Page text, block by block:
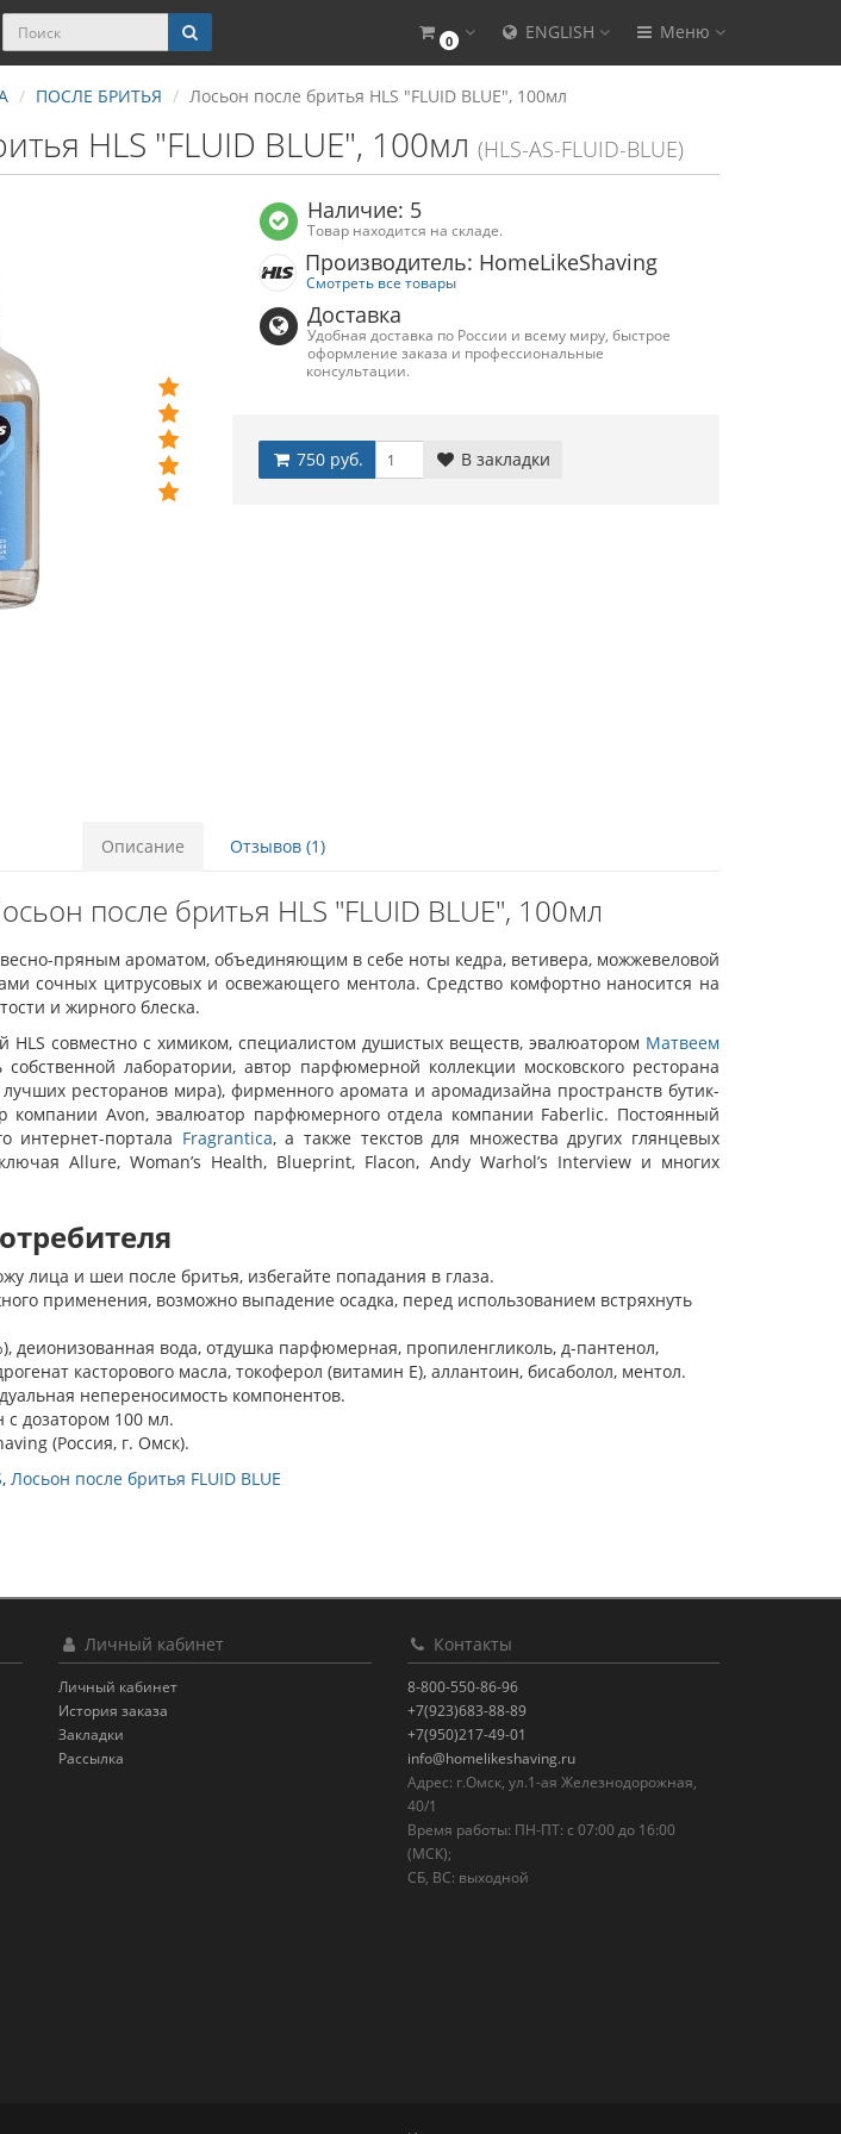
0 ENGLISH Меню
ПОСЛЕ БРИТЬЯ Лосьон после бритья HLS "FLUID BLUE", 100мл
HLS "FLUID BLUE", 100мл (HLS-AS-FLUID-BLUE)
Наличие: 5
Товар находится на складе.
Производитель: HomeLikeShaving
Смотреть все товары
Доставка
Удобная доставка по России и всему миру, быстрое
оформление заказа и профессиональные
консультации.
750 руб. В закладки
Описание Отзывов (1)
после бритья HLS "FLUID BLUE", 100мл
пряным ароматом, объединяющим в себе ноты кедра, ветивера, можжевеловой
сочных цитрусовых и освежающего ментола. Средство комфортно наносится на
и жирного блеска.
HLS совместно с химиком, специалистом душистых веществ, эвалюатором Матвеем
лаборатории, автор парфюмерной коллекции московского ресторана
лучших ресторанов мира), фирменного аромата и аромадизайна пространств бутик-
компании Avon, эвалюатор парфюмерного отдела компании Faberlic. Постоянный
интернет-портала Fragrantica, а также текстов для множества других глянцевых
Allure, Woman’s Health, Blueprint, Flacon, Andy Warhol’s Interview и многих
лица и шеи после бритья, избегайте попадания в глаза.
применения, возможно выпадение осадка, перед использованием встряхнуть
деионизованная вода, отдушка парфюмерная, пропиленгликоль, д-пантенол,
касторового масла, токоферол (витамин Е), аллантоин, бисаболол, ментол.
непереносимость компонентов.
дозатором 100 мл.
(Россия, г. Омск).
, Лосьон после бритья FLUID BLUE
Личный кабинет
Личный кабинет
История заказа
Закладки
Рассылка
Контакты
8-800-550-86-96
+7(923)683-88-89
+7(950)217-49-01
info@homelikeshaving.ru
Адрес: г.Омск, ул.1-ая Железнодорожная,
40/1
Время работы: ПН-ПТ: с 07:00 до 16:00
(МСК);
СБ, ВС: выходной